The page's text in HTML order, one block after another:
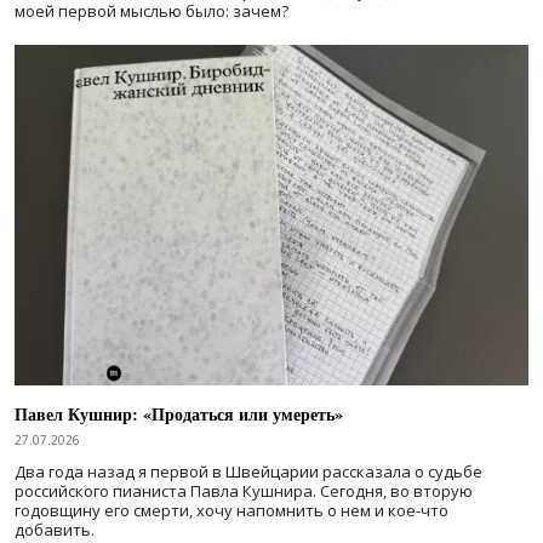
моей первой мыслью было: зачем?
Павел Кушнир: «Продаться или умереть»
27.07.2026
Два года назад я первой в Швейцарии рассказала о судьбе
российского пианиста Павла Кушнира. Сегодня, во вторую
годовщину его смерти, хочу напомнить о нем и кое-что
добавить.